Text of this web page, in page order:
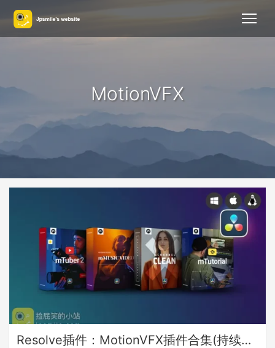
MotionVFX
Resolve插件：MotionVFX插件合集(持续更新)_标题/转场/特效（Win&Mac&Linux）